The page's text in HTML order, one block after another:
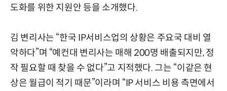
도화를 위한 지원안 등을 소개했다.
김 변리사는 “한국 IP서비스업의 상황은 주요국 대비 열
악하다”며 “예컨대 변리사는 매해 200명 배출되지만, 정
작 필요할 때 찾을 수 없다”고 지적했다. 그는 “이같은 현
상은 월급이 적기 때문”이라며 “IP 서비스 비용 측면에서